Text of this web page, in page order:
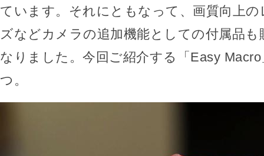
ています。それにともなって、画質向上
ズなどカメラの追加機能としての付属品
なりました。今回ご紹介する「Easy
つ。